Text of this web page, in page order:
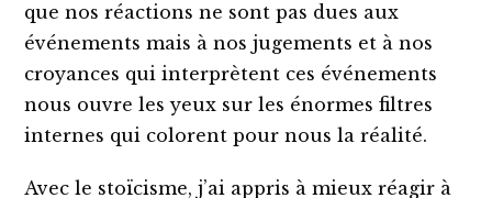
que nos réactions ne sont pas dues aux
événements mais à nos jugements et à nos
croyances qui interprètent ces événements
nous ouvre les yeux sur les énormes filtres
internes qui colorent pour nous la réalité.
Avec le stoïcisme, j’ai appris à mieux réagir à